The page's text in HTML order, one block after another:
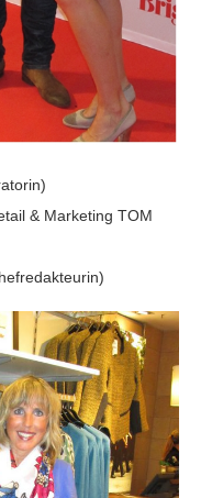
& Marketing TOM